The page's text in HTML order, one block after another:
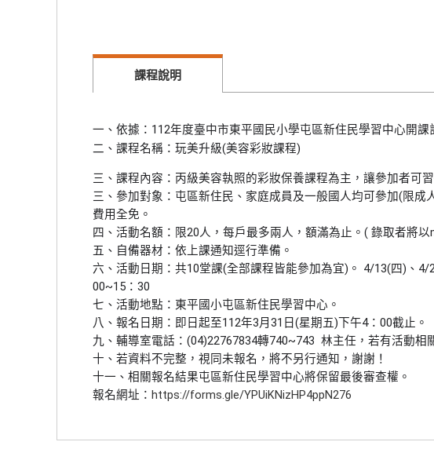
課程說明
一、依據：112年度臺中市東平國民小學屯區新住民學習中心開
二、課程名稱：玩美升級(美容彩妝課程)
三、課程內容：丙級美容執照的彩妝保養課程為主，讓參加者可
三、參加對象：屯區新住民、家庭成員及一般國人均可參加(限
費用全免。
四、活動名額：限20人，每戶最多兩人，額滿為止。( 錄取者將以
五、自備器材：依上課通知逕行準備。
六、活動日期：共10堂課(全部課程皆能參加為宜)。 4/13(四)、
00~15：30
七、活動地點：東平國小屯區新住民學習中心。
八、報名日期：即日起至112年3月31日(星期五)下午4：00截止。
九、輔導室電話：(04)22767834轉740~743 林主任，若有活動相
十、若資料不完整，視同未報名，將不另行通知，謝謝！
十一、相關報名結果屯區新住民學習中心將保留最後審查權。
報名網址： https://forms.gle/YPUiKNizHP4ppN276